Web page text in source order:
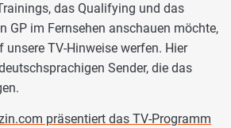
das Qualifying und das
GP im Fernsehen anschauen möchte,
TV-Hinweise werfen. Hier
Sender, die das
präsentiert das TV-Programm